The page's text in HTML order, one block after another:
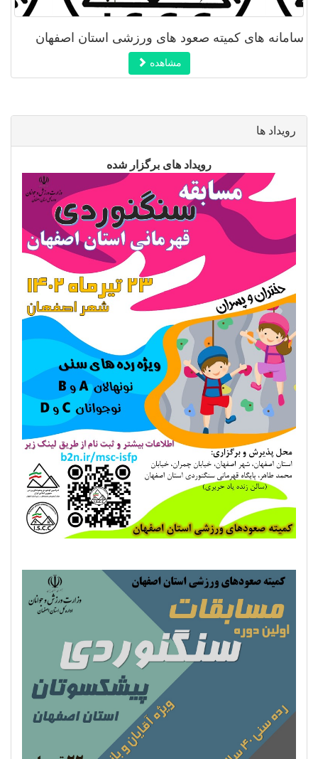
سامانه های کمیته صعود های ورزشی استان اصفهان
مشاهده
رویداد ها
رویداد های برگزار شده